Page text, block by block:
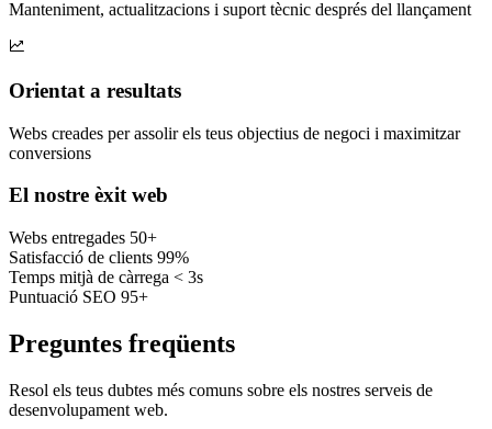
Manteniment, actualitzacions i suport tècnic després del llançament
Orientat a resultats
Webs creades per assolir els teus objectius de negoci i maximitzar
conversions
El nostre èxit web
Webs entregades 50+
Satisfacció de clients 99%
Temps mitjà de càrrega < 3s
Puntuació SEO 95+
Preguntes freqüents
Resol els teus dubtes més comuns sobre els nostres serveis de
desenvolupament web.